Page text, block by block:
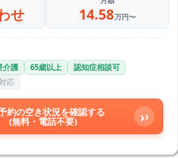
せ 14.58万円〜
介護 65歳以上
認知症相談可
応
約の空き状況を確認する
(無料・電話不要)
›